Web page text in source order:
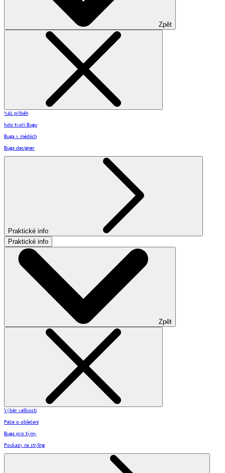
Zpět
Náš příběh
Kdo tvoří Bugu
Buga v médiích
Buga designer
Praktické info
Praktické info
Zpět
Výběr velikosti
Péče o oblečení
Buga pro týmy
Poukazy na styling